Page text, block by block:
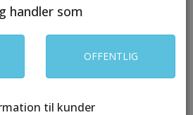
handler som
OFFENTLIG
til kunder